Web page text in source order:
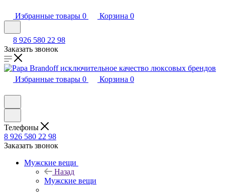
Избранные товары 0 Корзина 0
8 926 580 22 98
Заказать звонок
Избранные товары 0 Корзина 0
Телефоны
8 926 580 22 98
Заказать звонок
Мужские вещи
Назад
Мужские вещи